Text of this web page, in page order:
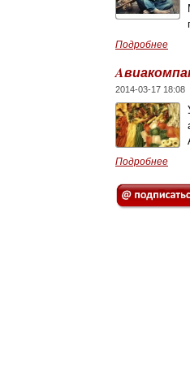
Подробнее
2014-03-17 18:08
Подробнее